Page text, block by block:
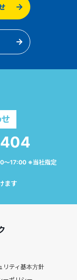
～17:00 ※当社指定
ます
リティ基本方針